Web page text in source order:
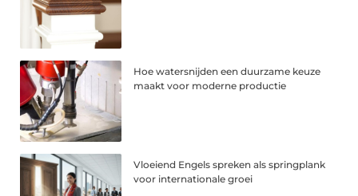
Hoe watersnijden een duurzame keuze
maakt voor moderne productie
Vloeiend Engels spreken als springplank
voor internationale groei